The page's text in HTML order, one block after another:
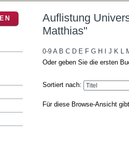
Auflistung
Matthias"
0-9 A B C D E F G H J K L
Oder geben Sie die ersten
Sortiert nach:
Für diese Browse-Ansicht